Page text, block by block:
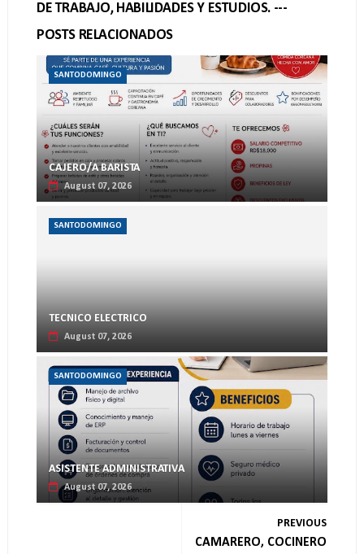
DE TRABAJO, HABILIDADES Y ESTUDIOS. ---
POSTS RELACIONADOS
SANTODOMINGO
CAJERO/A BARISTA
August 07, 2026
SANTODOMINGO
TECNICO ELECTRICO
August 07, 2026
SANTODOMINGO
ASISTENTE ADMINISTRATIVA
August 07, 2026
PREVIOUS
CAMARERO, COCINERO